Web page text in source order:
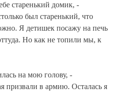
старенький домик, -
был старенький, что
Я детишек посажу на печь
Но как не топили мы, к
на мою голову, -
призвали в армию. Осталась я